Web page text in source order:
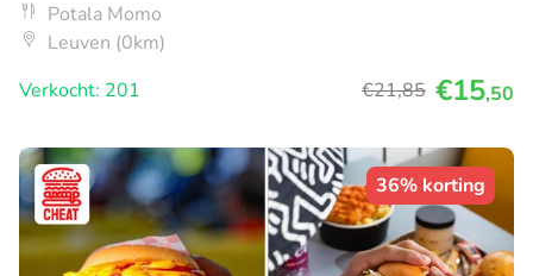
Potala Momo
Leuven (0km)
Verkocht: 201
€21,85 €15,50
36% korting